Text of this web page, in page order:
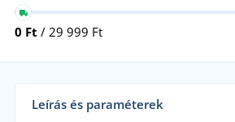
0 Ft / 29 999 Ft
Leírás és paraméterek